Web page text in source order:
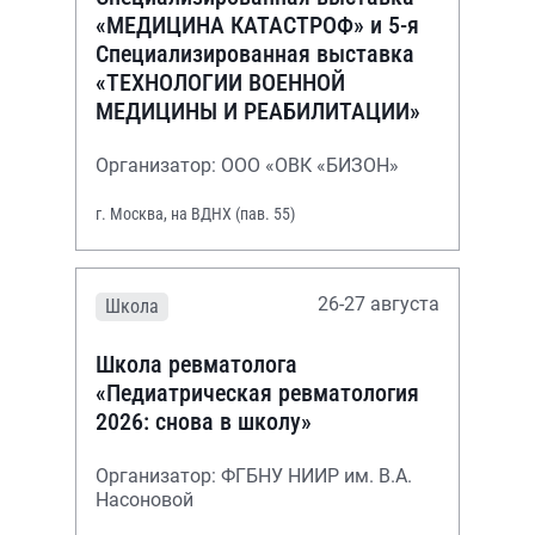
«МЕДИЦИНА КАТАСТРОФ» и 5-я
Специализированная выставка
«ТЕХНОЛОГИИ ВОЕННОЙ
МЕДИЦИНЫ И РЕАБИЛИТАЦИИ»
Организатор: ООО «ОВК «БИЗОН»
г. Москва, на ВДНХ (пав. 55)
Школа 26-27 августа
Школа ревматолога
«Педиатрическая ревматология
2026: снова в школу»
Организатор: ФГБНУ НИИР им. В.А.
Насоновой